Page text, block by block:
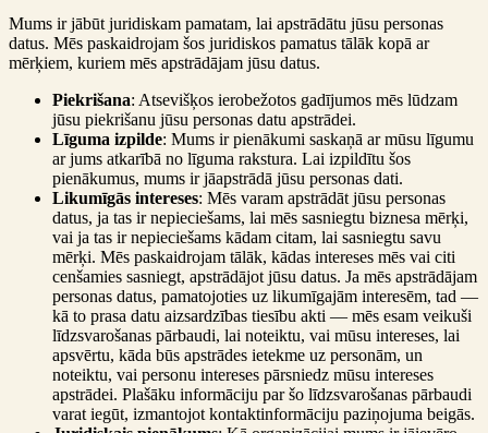
Mums ir jābūt juridiskam pamatam, lai apstrādātu jūsu personas
datus. Mēs paskaidrojam šos juridiskos pamatus tālāk kopā ar
mērķiem, kuriem mēs apstrādājam jūsu datus.
Piekrišana: Atsevišķos ierobežotos gadījumos mēs lūdzam
jūsu piekrišanu jūsu personas datu apstrādei.
Līguma izpilde: Mums ir pienākumi saskaņā ar mūsu līgumu
ar jums atkarībā no līguma rakstura. Lai izpildītu šos
pienākumus, mums ir jāapstrādā jūsu personas dati.
Likumīgās intereses: Mēs varam apstrādāt jūsu personas
datus, ja tas ir nepieciešams, lai mēs sasniegtu biznesa mērķi,
vai ja tas ir nepieciešams kādam citam, lai sasniegtu savu
mērķi. Mēs paskaidrojam tālāk, kādas intereses mēs vai citi
cenšamies sasniegt, apstrādājot jūsu datus. Ja mēs apstrādājam
personas datus, pamatojoties uz likumīgajām interesēm, tad —
kā to prasa datu aizsardzības tiesību akti — mēs esam veikuši
līdzsvarošanas pārbaudi, lai noteiktu, vai mūsu intereses, lai
apsvērtu, kāda būs apstrādes ietekme uz personām, un
noteiktu, vai personu intereses pārsniedz mūsu intereses
apstrādei. Plašāku informāciju par šo līdzsvarošanas pārbaudi
varat iegūt, izmantojot kontaktinformāciju paziņojuma beigās.